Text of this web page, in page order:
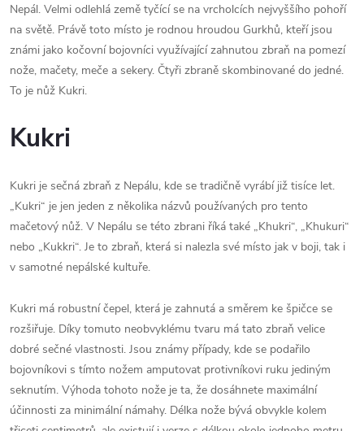
Nepál. Velmi odlehlá země tyčící se na vrcholcích nejvyššího pohoří
na světě. Právě toto místo je rodnou hroudou Gurkhů, kteří jsou
známi jako kočovní bojovníci využívající zahnutou zbraň na pomezí
nože, mačety, meče a sekery. Čtyři zbraně skombinované do jedné.
To je nůž Kukri.
Kukri
Kukri je sečná zbraň z Nepálu, kde se tradičně vyrábí již tisíce let.
„Kukri“ je jen jeden z několika názvů používaných pro tento
mačetový nůž. V Nepálu se této zbrani říká také „Khukri“, „Khukuri“
nebo „Kukkri“. Je to zbraň, která si nalezla své místo jak v boji, tak i
v samotné nepálské kultuře.
Kukri má robustní čepel, která je zahnutá a směrem ke špičce se
rozšiřuje. Díky tomuto neobvyklému tvaru má tato zbraň velice
dobré sečné vlastnosti. Jsou známy případy, kde se podařilo
bojovníkovi s tímto nožem amputovat protivníkovi ruku jediným
seknutím. Výhoda tohoto nože je ta, že dosáhnete maximální
účinnosti za minimální námahy. Délka nože bývá obvykle kolem